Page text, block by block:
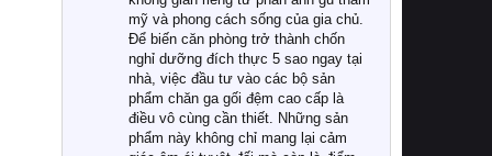
mỹ và phong cách sống của gia chủ.
Để biến căn phòng trở thành chốn
nghỉ dưỡng đích thực 5 sao ngay tại
nhà, việc đầu tư vào các bộ sản
phẩm chăn ga gối đệm cao cấp là
điều vô cùng cần thiết. Những sản
phẩm này không chỉ mang lại cảm